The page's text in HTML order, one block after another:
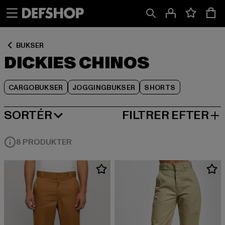
BUKSER
DICKIES CHINOS
CARGOBUKSER JOGGINGBUKSER SHORTS
SORTÉR
MEST POPULÆRE FILTRER EFTER
8 PRODUKTER